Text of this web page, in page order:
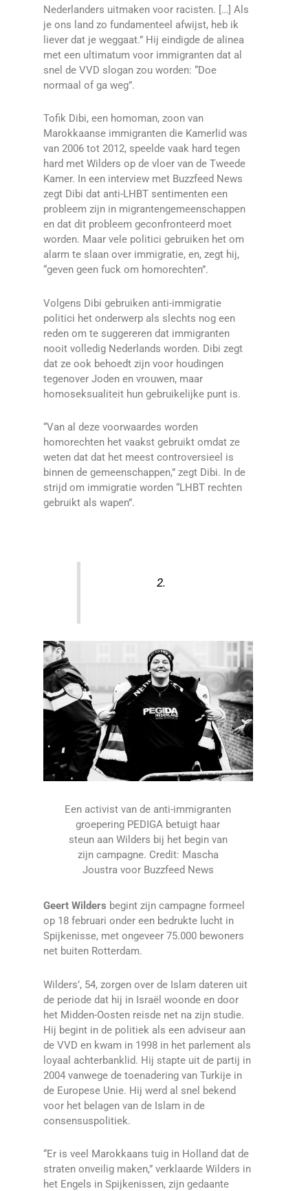
Nederlanders uitmaken voor racisten. […] Als
je ons land zo fundamenteel afwijst, heb ik
liever dat je weggaat.” Hij eindigde de alinea
met een ultimatum voor immigranten dat al
snel de VVD slogan zou worden: “Doe
normaal of ga weg”.
Tofik Dibi, een homoman, zoon van
Marokkaanse immigranten die Kamerlid was
van 2006 tot 2012, speelde vaak hard tegen
hard met Wilders op de vloer van de Tweede
Kamer. In een interview met Buzzfeed News
zegt Dibi dat anti-LHBT sentimenten een
probleem zijn in migrantengemeenschappen
en dat dit probleem geconfronteerd moet
worden. Maar vele politici gebruiken het om
alarm te slaan over immigratie, en, zegt hij,
“geven geen fuck om homorechten”.
Volgens Dibi gebruiken anti-immigratie
politici het onderwerp als slechts nog een
reden om te suggereren dat immigranten
nooit volledig Nederlands worden. Dibi zegt
dat ze ook behoedt zijn voor houdingen
tegenover Joden en vrouwen, maar
homoseksualiteit hun gebruikelijke punt is.
“Van al deze voorwaardes worden
homorechten het vaakst gebruikt omdat ze
weten dat dat het meest controversieel is
binnen de gemeenschappen,” zegt Dibi. In de
strijd om immigratie worden “LHBT rechten
gebruikt als wapen”.
2.
Een activist van de anti-immigranten
groepering PEDIGA betuigt haar
steun aan Wilders bij het begin van
zijn campagne. Credit: Mascha
Joustra voor Buzzfeed News
Geert Wilders begint zijn campagne formeel
op 18 februari onder een bedrukte lucht in
Spijkenisse, met ongeveer 75.000 bewoners
net buiten Rotterdam.
Wilders’, 54, zorgen over de Islam dateren uit
de periode dat hij in Israël woonde en door
het Midden-Oosten reisde net na zijn studie.
Hij begint in de politiek als een adviseur aan
de VVD en kwam in 1998 in het parlement als
loyaal achterbanklid. Hij stapte uit de partij in
2004 vanwege de toenadering van Turkije in
de Europese Unie. Hij werd al snel bekend
voor het belagen van de Islam in de
consensuspolitiek.
“Er is veel Marokkaans tuig in Holland dat de
straten onveilig maken,” verklaarde Wilders in
het Engels in Spijkenissen, zijn gedaante